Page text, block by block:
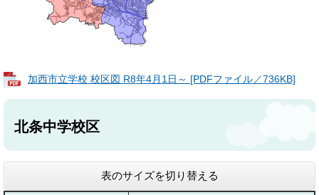
加西市立学校 校区図 R8年4月1日～ [PDFファイル／736KB]
北条中学校区
表のサイズを切り替える